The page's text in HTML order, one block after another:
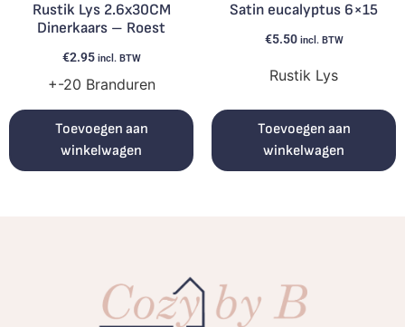
Rustik Lys 2.6x30CM
Dinerkaars – Roest
€2.95 incl. BTW
+-20 Branduren
Toevoegen aan
winkelwagen
Satin eucalyptus 6×15
€5.50 incl. BTW
Rustik Lys
Toevoegen aan
winkelwagen